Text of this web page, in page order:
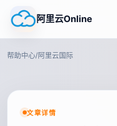
阿里云Online
帮助中心/阿里云国际
文章详情